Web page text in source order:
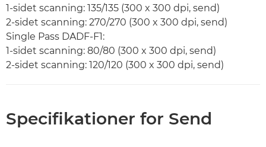
1-sidet scanning: 135/135 (300 x 300 dpi, send)
2-sidet scanning: 270/270 (300 x 300 dpi, send)
Single Pass DADF-F1:
1-sidet scanning: 80/80 (300 x 300 dpi, send)
2-sidet scanning: 120/120 (300 x 300 dpi, send)
Specifikationer for Send